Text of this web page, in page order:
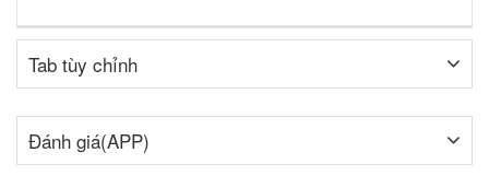
Tab tùy chỉnh
Đánh giá(APP)